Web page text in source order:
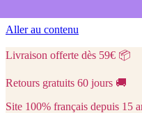
Aller au contenu
Livraison offerte dès 59€ 📦
Retours gratuits 60 jours 🚚
Site 100% français depuis 15